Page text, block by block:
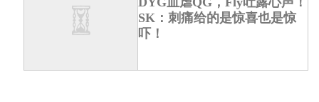
SK：刺痛给的是惊喜也是惊
吓！